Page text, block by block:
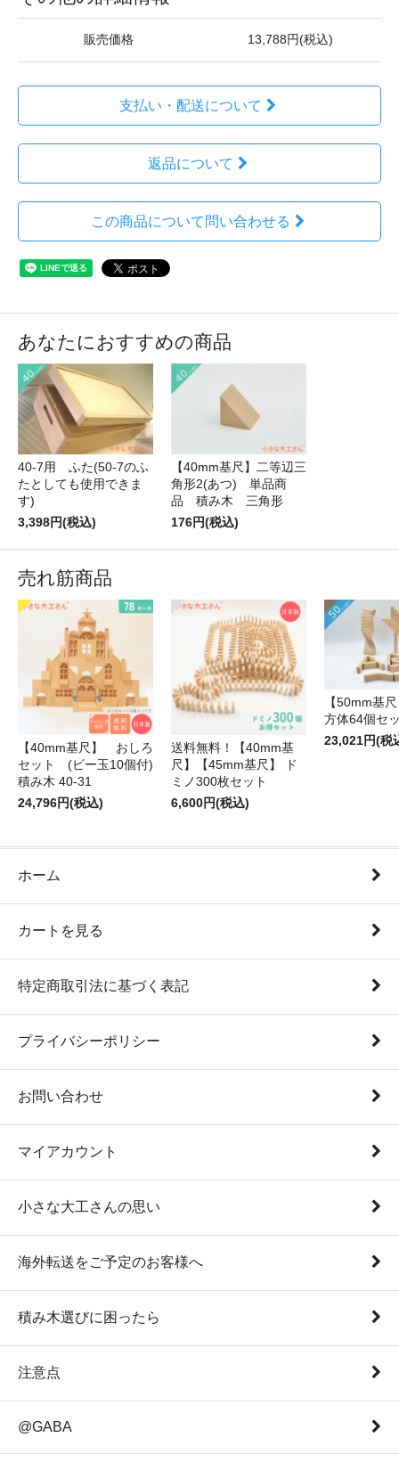
販売価格 13,788円(税込)
支払い・配送について
返品について
この商品について問い合わせる
あなたにおすすめの商品
40-7用 ふた(50-7のふ
たとしても使用できま
す)
3,398円(税込)
【40mm基尺】二等辺三
角形2(あつ) 単品商
品 積み木 三角形
176円(税込)
売れ筋商品
【40mm基尺】 おしろ
セット (ビー玉10個付)
積み木 40-31
24,796円(税込)
送料無料！【40mm基
尺】【45mm基尺】 ド
ミノ300枚セット
6,600円(税込)
【50mm基
方体64個セ
23,021円(税
ホーム
カートを見る
特定商取引法に基づく表記
プライバシーポリシー
お問い合わせ
マイアカウント
小さな大工さんの思い
海外転送をご予定のお客様へ
積み木選びに困ったら
注意点
@GABA